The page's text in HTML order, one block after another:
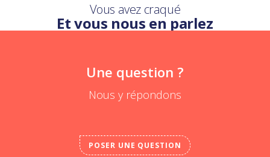
Vous avez craqué
Et vous nous en parlez
Une question ?
Nous y répondons
POSER UNE QUESTION